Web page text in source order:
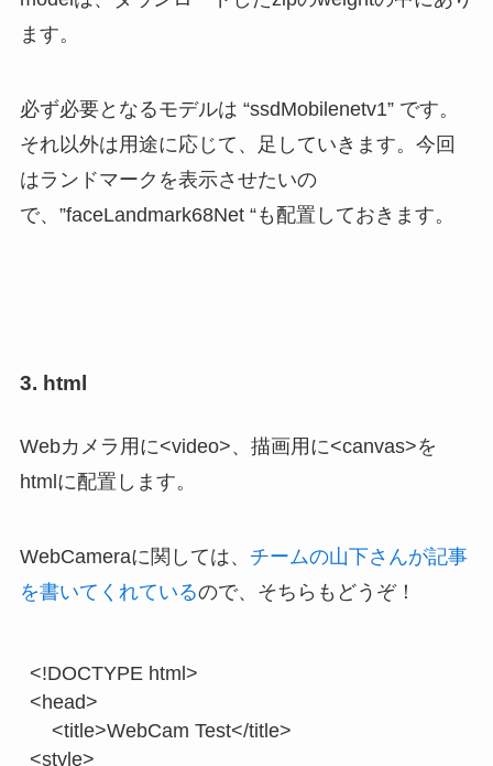
ます。
必ず必要となるモデルは “ssdMobilenetv1” です。
それ以外は用途に応じて、足していきます。今回
はランドマークを表示させたいの
で、”faceLandmark68Net “も配置しておきます。
3. html
Webカメラ用に<video>、描画用に<canvas>を
htmlに配置します。
WebCameraに関しては、 チームの山下さんが記事
を書いてくれているので、そちらもどうぞ！
<!DOCTYPE html>
<head>
    <title>WebCam Test</title>
<style>